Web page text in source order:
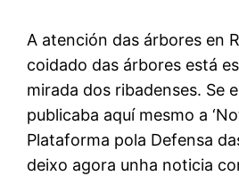
A atención das árbores
coidado das árbores está
mirada dos ribadenses. Se
publicaba aquí mesmo a
Plataforma pola Defensa
deixo agora unha noticia